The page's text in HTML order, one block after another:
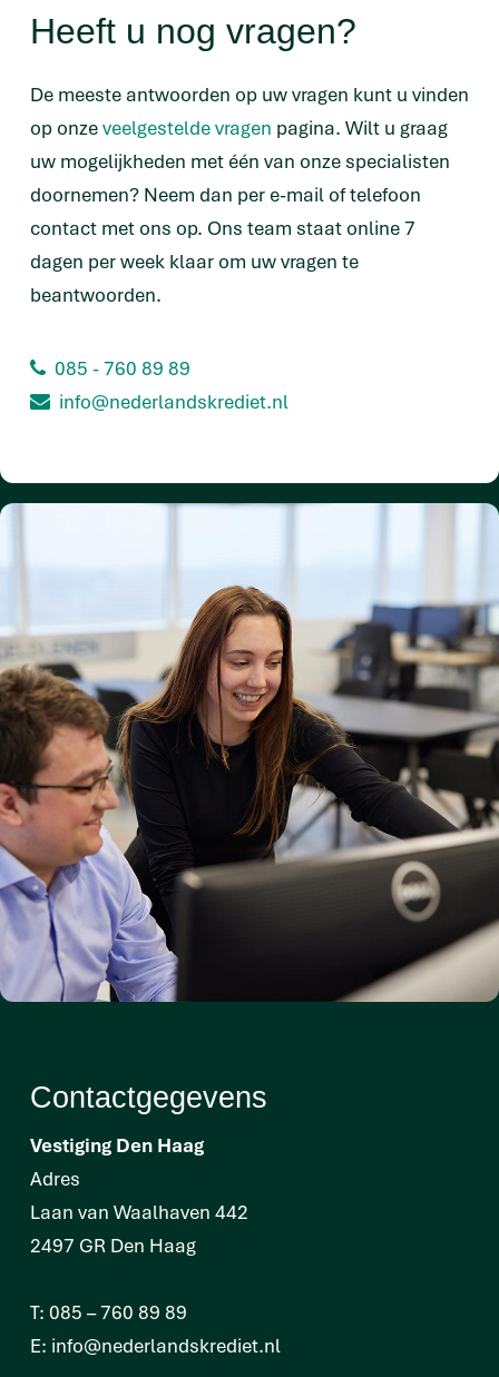
Heeft u nog vragen?
De meeste antwoorden op uw vragen kunt u vinden
op onzeveelgestelde vragen pagina. Wilt u graag
uw mogelijkheden met één van onze specialisten
doornemen? Neem dan per e-mail of telefoon
contact met ons op. Ons team staat online 7
dagen per week klaar om uw vragen te
beantwoorden.
085 - 760 89 89
info@nederlandskrediet.nl
Contactgegevens
Vestiging Den Haag
Adres
Laan van Waalhaven 442
2497 GR Den Haag
T: 085 – 760 89 89
E: info@nederlandskrediet.nl